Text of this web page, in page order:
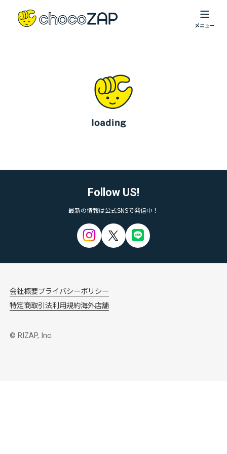
Follow US!
最新の情報は公式SNSで発信中！
会社概要プライバシーポリシー
特定商取引法利用規約海外店舗
© RIZAP, Inc.